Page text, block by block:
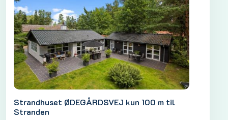
Strandhuset ØDEGÅRDSVEJ kun 100 m til
Stranden